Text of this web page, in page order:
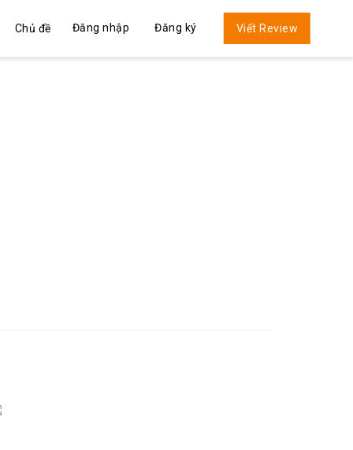
Chủ đề Đăng nhập Đăng ký Viết Review